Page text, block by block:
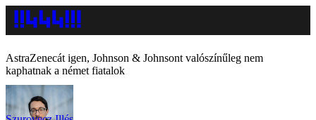
AstraZenecát igen, Johnson & Johnsont valószínűleg nem
kaphatnak a német fiatalok